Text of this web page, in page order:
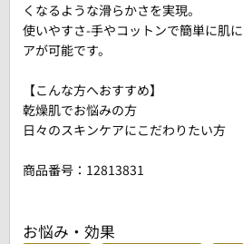
くなるような滑らかさを実現。
使いやすさ-手やコットンで簡単に肌
アが可能です。
【こんな方へおすすめ】
乾燥肌でお悩みの方
日々のスキンケアにこだわりたい方
商品番号： 12813831
お悩み・効果